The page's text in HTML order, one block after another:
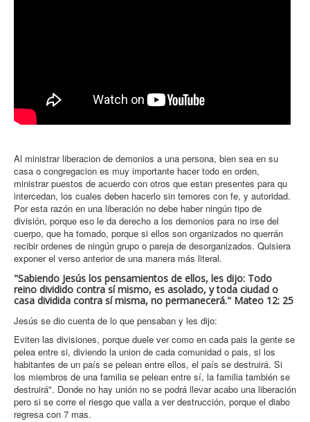
Al ministrar liberacion de demonios a una persona, bien sea en su
casa o congregacion es muy importante hacer todo en orden,
ministrar puestos de acuerdo con otros que estan presentes para qu
intercedan, los cuales deben hacerlo sin temores con fe, y autoridad.
Por esta razón en una liberación no debe haber ningún tipo de
división, porque eso le da derecho a los demonios para no irse del
cuerpo, que ha tomado, porque si ellos son organizados no querrán
recibir ordenes de ningún grupo o pareja de desorganizados. Quisiera
exponer el verso anterior de una manera más literal.
"Sabiendo Jesús los pensamientos de ellos, les dijo: Todo
reino dividido contra sí mismo, es asolado, y toda ciudad o
casa dividida contra sí misma, no permanecerá." Mateo 12: 25
Jesús se dio cuenta de lo que pensaban y les dijo:
Eviten las divisiones, porque duele ver como en cada pais la gente se
pelea entre si, diviendo la union de cada comunidad o pais, si los
habitantes de un país se pelean entre ellos, el país se destruirá. Si
los miembros de una familia se pelean entre sí, la familia también se
destruirá". Donde no hay unión no se podrá llevar acabo una liberación
pero si se corre el riesgo que valla a ver destrucción, porque el diabo
regresa con 7 mas.